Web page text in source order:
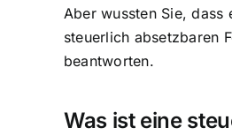
Aber wussten Sie, dass
steuerlich absetzbaren
beantworten.
Was ist eine